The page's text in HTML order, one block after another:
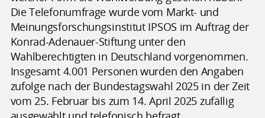
Die Telefonumfrage wurde vom Markt- und
Meinungsforschungsinstitut IPSOS im Auftrag der
Konrad-Adenauer-Stiftung unter den
Wahlberechtigten in Deutschland vorgenommen.
Insgesamt 4.001 Personen wurden den Angaben
zufolge nach der Bundestagswahl 2025 in der Zeit
vom 25. Februar bis zum 14. April 2025 zufällig